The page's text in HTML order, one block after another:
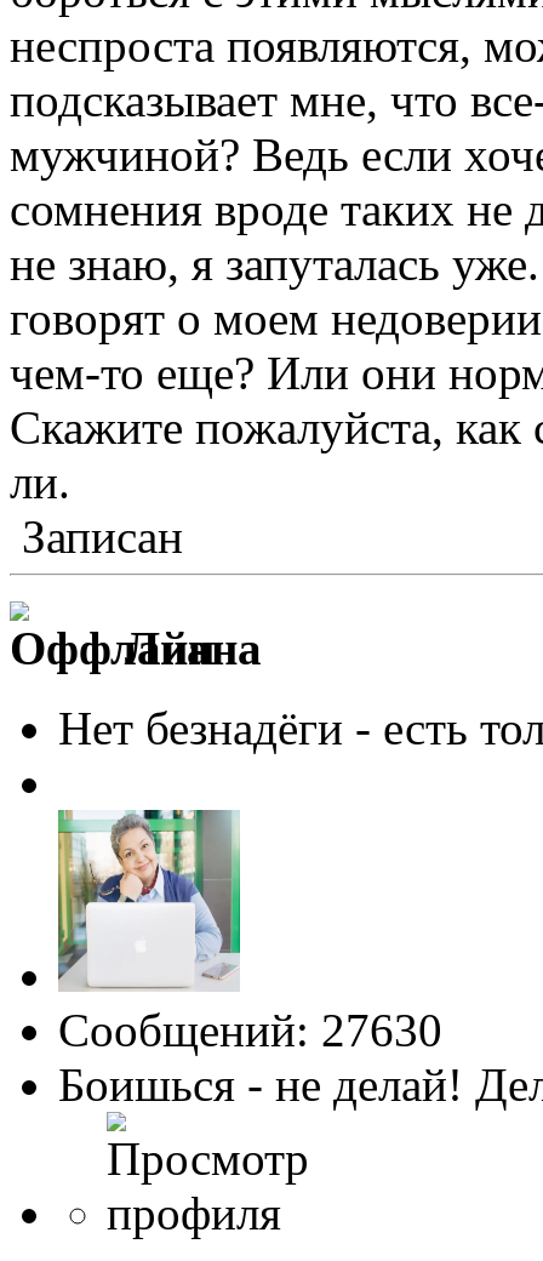
неспроста появляются,
подсказывает мне, что
мужчиной? Ведь если
сомнения вроде таких не
не знаю, я запуталась
говорят о моем
чем-то еще? Или они
Скажите пожалуйста,
ли.
Записан
Лиана
Нет безнадёги - есть
Сообщений: 27630
Боишься - не делай!